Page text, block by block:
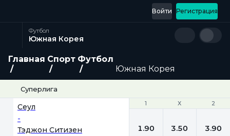
Регистрация
Войти
Футбол
Южная Корея
Главная Спорт Футбол
Южная Корея
Суперлига
1 Х 2
Сеул
-
Тэджон Ситизен
1 Х 2
1.90 3.50 3.90